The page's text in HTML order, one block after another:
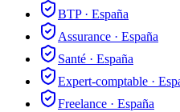
BTP· España
Assurance · España
Santé · España
Expert-comptable ·
Freelance · España